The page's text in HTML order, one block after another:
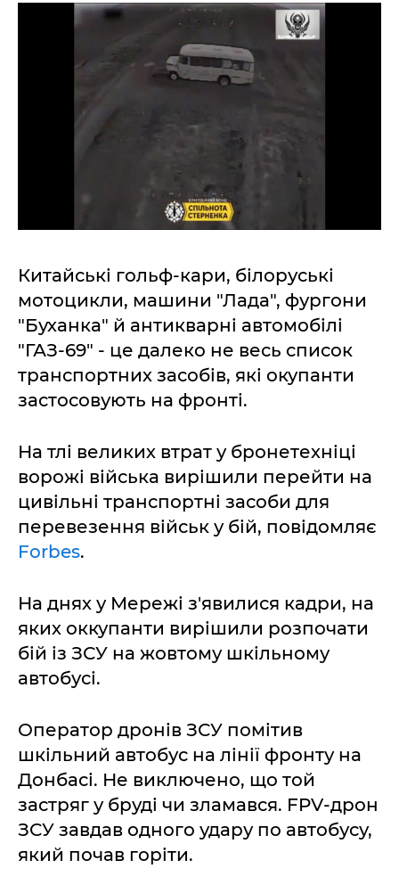
Китайські гольф-кари, білоруські
мотоцикли, машини "Лада", фургони
"Буханка" й антикварні автомобілі
"ГАЗ-69" - це далеко не весь список
транспортних засобів, які окупанти
застосовують на фронті.
На тлі великих втрат у бронетехніці
ворожі війська вирішили перейти на
цивільні транспортні засоби для
перевезення військ у бій, повідомляє
Forbes.
На днях у Мережі з'явилися кадри, на
яких оккупанти вирішили розпочати
бій із ЗСУ на жовтому шкільному
автобусі.
Оператор дронів ЗСУ помітив
шкільний автобус на лінії фронту на
Донбасі. Не виключено, що той
застряг у бруді чи зламався. FPV-дрон
ЗСУ завдав одного удару по автобусу,
який почав горіти.